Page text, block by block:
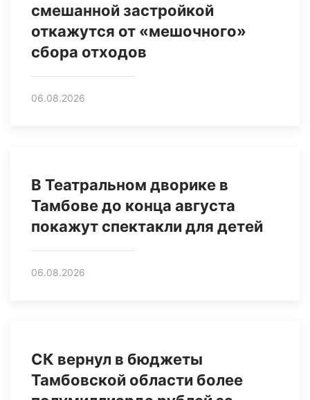
смешанной застройкой
откажутся от «мешочного»
сбора отходов
06.08.2026
В Театральном дворике в
Тамбове до конца августа
покажут спектакли для детей
06.08.2026
СК вернул в бюджеты
Тамбовской области более